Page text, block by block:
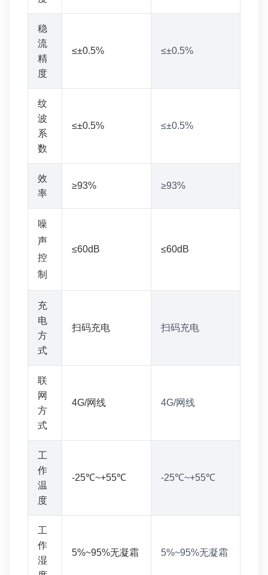
稳
流
精
度
≤±0.5% ≤±0.5%
纹
波
系
数
≤±0.5% ≤±0.5%
效
率
≥93% ≥93%
噪
声
控
制
≤60dB ≤60dB
充
电
方
式
扫码充电 扫码充电
联
网
方
式
4G/网线 4G/网线
工
作
温
度
-25℃~+55℃ -25℃~+55℃
工
作
湿
5%~95%无凝霜 5%~95%无凝霜